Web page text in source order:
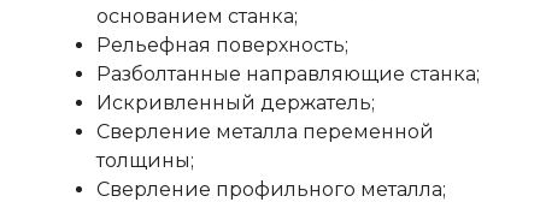
основанием станка;
Рельефная поверхность;
Разболтанные направляющие станка;
Искривленный держатель;
Сверление металла переменной
толщины;
Сверление профильного металла;